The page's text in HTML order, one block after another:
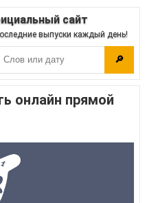
сайт
выпуски каждый день!
🔎
онлайн прямой